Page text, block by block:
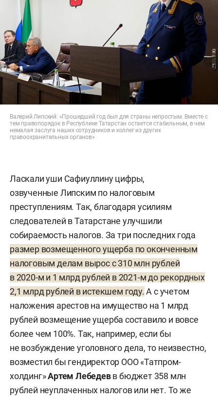
Валерий Липский: «Прошедший год был для страны непростым. Вместе с
тем правопорядок в Республике Татарстан остается стабильным, в чем
немалая заслуга наших сотрудников и коллег из других
правоохранительных органов»
Ласкали уши Сафиуллину цифры,
озвученные Липским по налоговым
преступлениям. Так, благодаря усилиям
следователей в Татарстане улучшили
собираемость налогов. За три последних года
размер возмещенного ущерба по оконченным
налоговым делам вырос с 310 млн рублей
в 2020-м и 1 млрд рублей в 2021-м до рекордных
2,1 млрд рублей в истекшем году.А с учетом
наложения арестов на имущество на 1 млрд
рублей возмещение ущерба составило и вовсе
более чем 100%. Так, например, если бы
не возбуждение уголовного дела, то неизвестно,
возместил бы гендиректор ООО «Татпром-
холдинг»Артем Лебедевв бюджет 358 млн
рублей неуплаченных налогов или нет. То же